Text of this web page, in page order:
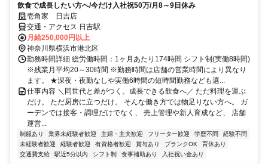
飲食で成長したい方へ/今だけ入社祝50万/月8～9日休み
壱角家 日吉店
交通・アクセス 日吉駅
月給250,000円以上
神奈川県横浜市港北区
勤務時間詳細 総労働時間：1ヶ月あたり174時間 シフト制(実働8時間)
※残業月平均20～30時間 ※勤務時間は店舗の営業時間により異なり
ます。 ★深夜・夜勤なしや実働6時間の短時間勤務なども選...
仕事内容 ＼同世代と差がつく。成長できる飲食へ／ ただ料理を運ぶ
だけ。 ただ厨房に立つだけ。 そんな働き方では物足りない方へ。 ガ
ーデンでは接客・調理だけでなく、 売上管理や新人育成など、 店舗
運営...
制服あり 業界未経験者歓迎 主婦・主夫歓迎 フリーター歓迎 学歴不問
経験不問
未経験者歓迎
経験者歓迎 有資格者歓迎 賞与あり ブランクOK
育休あり
交通費支給
駅近5分以内 シフト制 食事補助あり 入社祝い金あり